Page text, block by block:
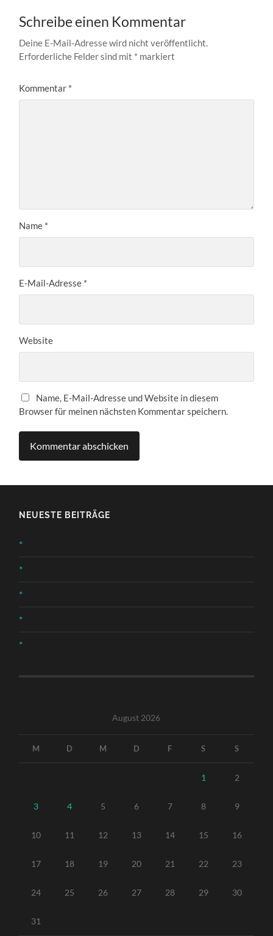
Schreibe einen Kommentar
Deine E-Mail-Adresse wird nicht veröffentlicht.
Erforderliche Felder sind mit * markiert
Kommentar *
Name *
E-Mail-Adresse *
Website
Name, E-Mail-Adresse und Website in diesem
Browser für meinen nächsten Kommentar speichern.
NEUESTE BEITRÄGE
*
*
*
*
*
August 2026
M D M D F S S
1 2
3 4 5 6 7 8 9
10 11 12 13 14 15 16
17 18 19 20 21 22 23
24 25 26 27 28 29 30
31